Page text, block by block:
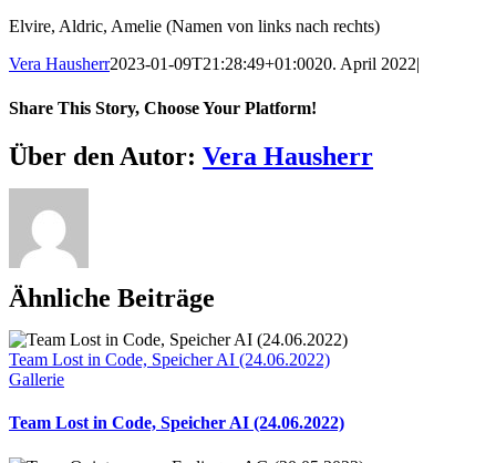
Elvire, Aldric, Amelie (Namen von links nach rechts)
Vera Hausherr2023-01-09T21:28:49+01:0020. April 2022|
Share This Story, Choose Your Platform!
Facebook
X
Reddit
LinkedIn
WhatsApp
Telegram
Tumblr
Pinterest
Vk
Xing
E-
Mail
Über den Autor: Vera Hausherr
Ähnliche Beiträge
Team Lost in Code, Speicher AI (24.06.2022)
Gallerie
Team Lost in Code, Speicher AI (24.06.2022)